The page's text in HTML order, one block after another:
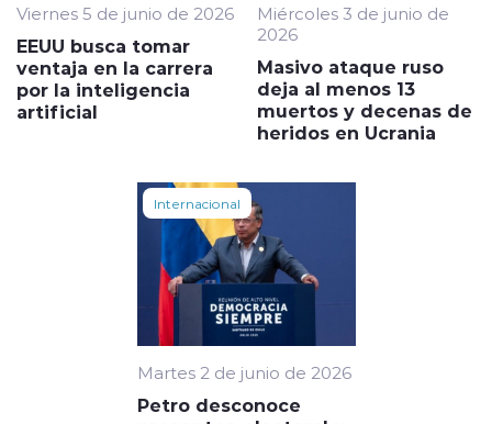
Viernes 5 de junio de 2026
EEUU busca tomar
ventaja en la carrera
por la inteligencia
artificial
Miércoles 3 de junio de
2026
Masivo ataque ruso
deja al menos 13
muertos y decenas de
heridos en Ucrania
Internacional
Martes 2 de junio de 2026
Petro desconoce